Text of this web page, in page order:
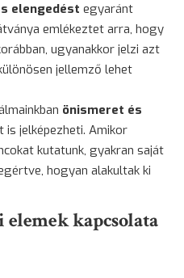
elengedést egyaránt
emlékeztet arra, hogy
ugyanakkor jelzi azt
jellemző lehet
önismeret és
jelképezheti. Amikor
kutatunk, gyakran saját
hogyan alakultak ki
elemek kapcsolata